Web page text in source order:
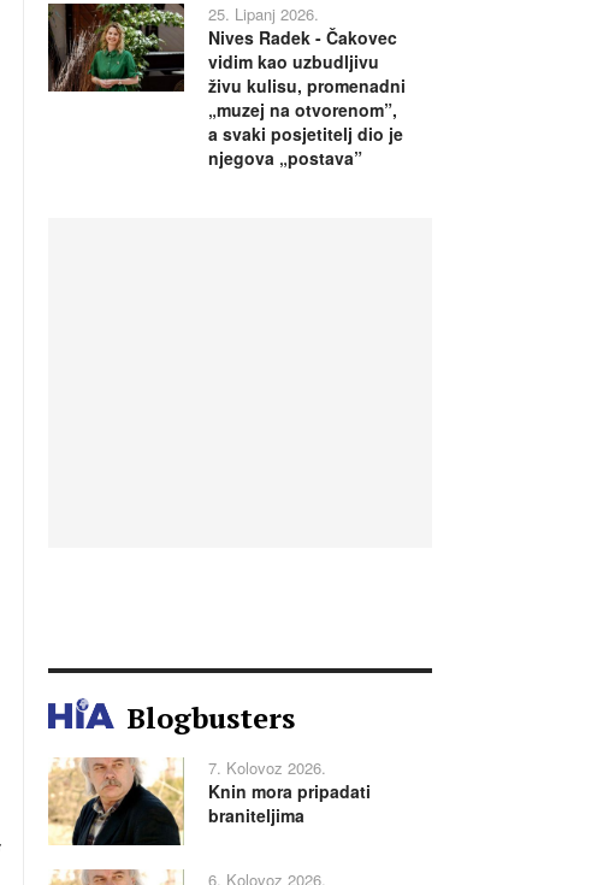
25. Lipanj 2026.
Nives Radek - Čakovec
vidim kao uzbudljivu
živu kulisu, promenadni
„muzej na otvorenom”,
a svaki posjetitelj dio je
njegova „postava”
Blogbusters
7. Kolovoz 2026.
Knin mora pripadati
braniteljima
6. Kolovoz 2026.